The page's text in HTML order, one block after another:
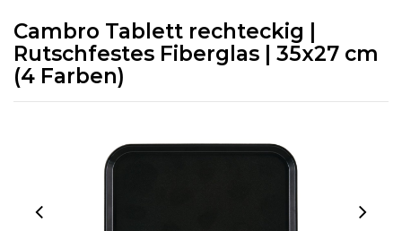
Cambro Tablett rechteckig |
Rutschfestes Fiberglas | 35x27 cm
(4 Farben)